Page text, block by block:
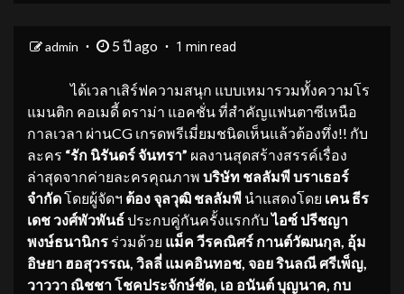
admin 5 ปี ago 1 min read
ได้เวลาเสิร์ฟความสนุก แบบเหมารวมทั้งความโร
แมนติก คอเมดี้ ดราม่า แอคชั่น ที่สำคัญแฟนตาซีเหนือ
กาลเวลา ผ่านCG เกรดพรีเมี่ยมชนิดเห็นแล้วต้องทึ่ง!! กับ
ละคร “รัก นิรันดร์ จันทรา” ผลงานสุดสร้างสรรค์เรื่อง
ล่าสุดจากค่ายละครคุณภาพ บริษัท ชลลัมพี บราเธอร์
จำกัดโดยผู้จัดฯ ต้อง จุลวุฒิ ชลลัมพี นำแสดงโดย เคน ธีร
เดช วงศ์พัวพันธ์ประกบคู่กันครั้งแรกกับไอซ์ ปรีชญา
พงษ์ธนานิกร ร่วมด้วย แม็ค วีรคณิศร์ กานต์วัฒนกุล, อุ้ม
อิษยา ฮอสุวรรณ, วิลลี่ แมคอินทอช, จอย รินลณี ศรีเพ็ญ,
วาววา ณิชชา โชคประจักษ์ชัด, เอ อนันต์ บุญนาค, กบ